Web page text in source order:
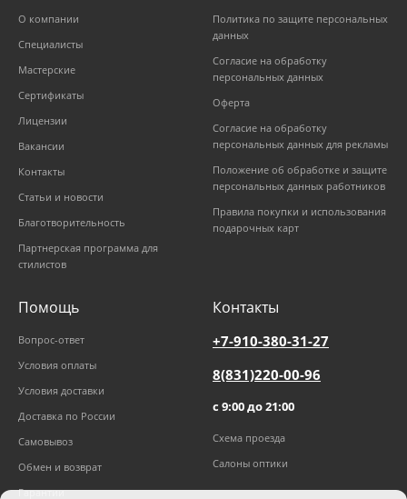
О компании
Специалисты
Мастерские
Сертификаты
Лицензии
Вакансии
Контакты
Статьи и новости
Благотворительность
Партнерская программа для
стилистов
Политика по защите персональных
данных
Согласие на обработку
персональных данных
Оферта
Согласие на обработку
персональных данных для рекламы
Положение об обработке и защите
персональных данных работников
Правила покупки и использования
подарочных карт
Помощь
Вопрос-ответ
Условия оплаты
Условия доставки
Доставка по России
Самовывоз
Обмен и возврат
Гарантии
Контакты
+7-910-380-31-27
8(831)220-00-96
с 9:00 до 21:00
Схема проезда
Салоны оптики